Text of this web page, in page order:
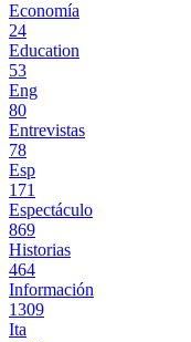
Economía
24
Education
53
Eng
80
Entrevistas
78
Esp
171
Espectáculo
869
Historias
464
Información
1309
Ita